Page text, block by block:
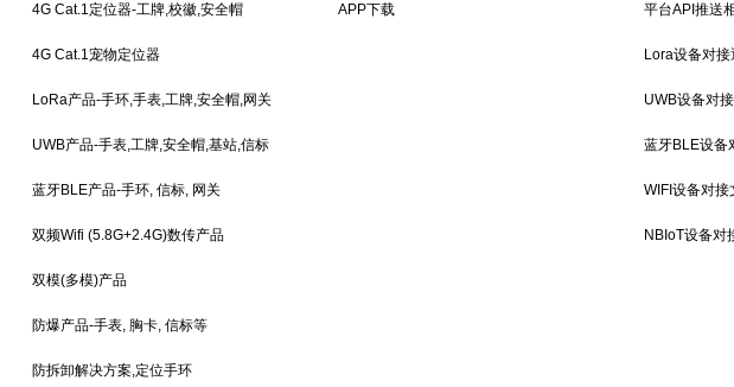
4G Cat.1定位器-工牌,校徽,安全帽
4G Cat.1宠物定位器
LoRa产品-手环,手表,工牌,安全帽,网关
UWB产品-手表,工牌,安全帽,基站,信标
蓝牙BLE产品-手环, 信标, 网关
双频Wifi (5.8G+2.4G)数传产品
双模(多模)产品
防爆产品-手表, 胸卡, 信标等
防拆卸解决方案,定位手环
APP下载 平台API推送
Lora设备对
UWB设备对
蓝牙BLE设备
WIFI设备对接
NBIoT设备对